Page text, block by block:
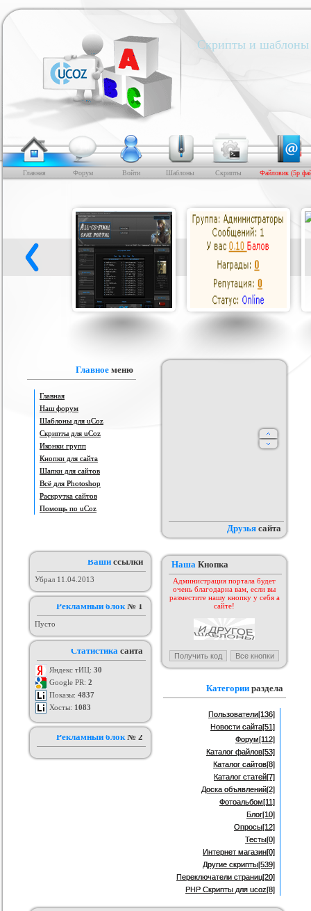
Скрипты и шаблоны
Главная Форум Войти Шаблоны Скрипты Файловик (5р
музыкальной
на движке
Шаблон для Ucoz : Irene
ucoz BsGames
Шаблон для ucoz Wow-Good
Категория :Ucoz
uNI-Lite для uCoz
Категория : Ucoz
Главное меню
Главная
Наш форум
Шаблоны для uCoz
Скрипты для uCoz
Иконки групп
Кнопки для сайта
Шапки для сайтов
Всё для Photoshop
Раскрутка сайтов
Помощь по uCoz
Ваши ссылки
Убрал 11.04.2013
Рекламный блок№ 1
Пусто
Статистика сайта
Яндекс тИЦ: 30
Google PR: 2
Показы: 4837
Хосты: 1083
Рекламный блок№ 2
Друзья сайта
Наша Кнопка
Администрация портала будет
очень благодарна вам, если вы
разместите нашу кнопку у себя а
сайте!
Категории раздела
Пользователи[136]
Новости сайта[51]
Форум[112]
Каталог файлов[53]
Каталог сайтов[8]
Каталог статей[7]
Доска объявлений[2]
Фотоальбом[11]
Блог[10]
Опросы[12]
Тесты[0]
Интернет магазин[0]
Другие скрипты[539]
Переключатели страниц[20]
PHP Скрипты для ucoz[8]